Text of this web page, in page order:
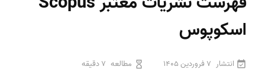
اسکوپوس
انتشار 7 فروردین 1405 مطالعه 7 دقیقه